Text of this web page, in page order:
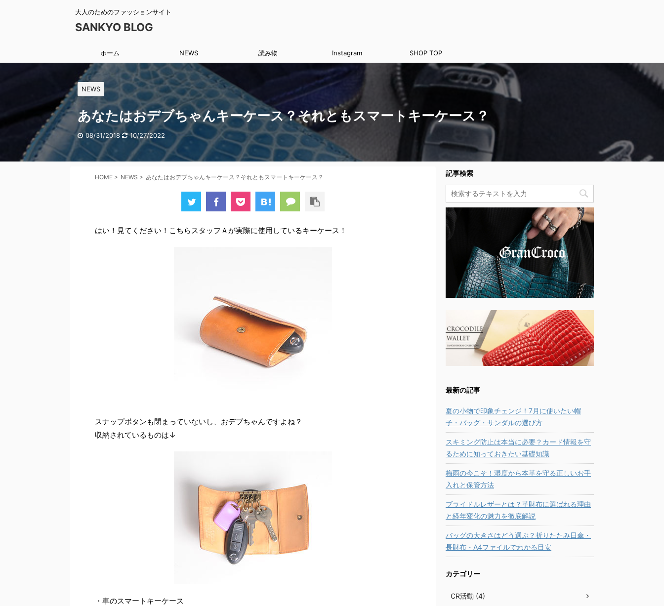
大人のためのファッションサイト
SANKYO BLOG
ホーム NEWS 読み物 Instagram SHOP TOP
NEWS
あなたはおデブちゃんキーケース？それともスマートキーケース？
08/31/2018 10/27/2022
HOME > NEWS > あなたはおデブちゃんキーケース？それともスマートキーケース？
はい！見てください！こちらスタッフＡが実際に使用しているキーケース！
スナップボタンも閉まっていないし、おデブちゃんですよね？
収納されているものは↓
・車のスマートキーケース
記事検索
最新の記事
夏の小物で印象チェンジ！7月に使いたい帽
子・バッグ・サンダルの選び方
スキミング防止は本当に必要？カード情報を守
るために知っておきたい基礎知識
梅雨の今こそ！湿度から本革を守る正しいお手
入れと保管方法
ブライドルレザーとは？革財布に選ばれる理由
と経年変化の魅力を徹底解説
バッグの大きさはどう選ぶ？折りたたみ日傘・
長財布・A4ファイルでわかる目安
カテゴリー
CR活動 (4)